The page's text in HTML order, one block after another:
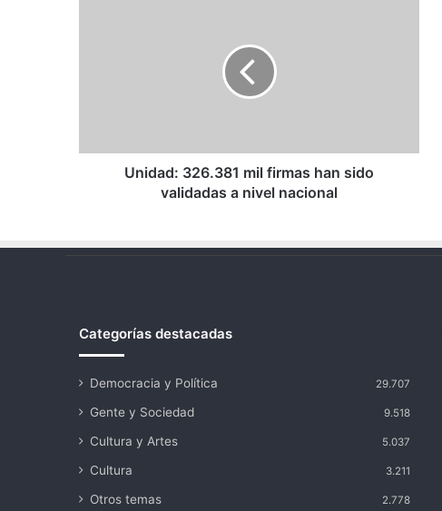
nivel
Unidad: 326.381 mil firmas han sido
validadas a nivel nacional
Categorías destacadas
Democracia y Política 29.707
Gente y Sociedad 9.518
Cultura y Artes 5.037
Cultura 3.211
Otros temas 2.778